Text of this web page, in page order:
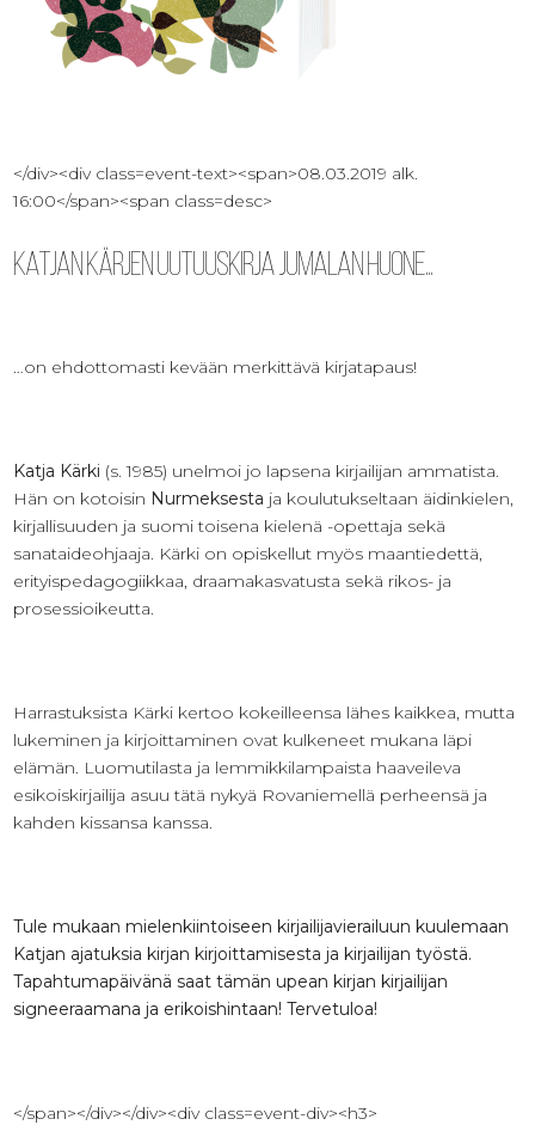
</div><div class=event-text><span>08.03.2019 alk.
16:00</span><span class=desc>
Katjan Kärjen uutuuskirja Jumalan huone…
…on ehdottomasti kevään merkittävä kirjatapaus!
Katja Kärki (s. 1985) unelmoi jo lapsena kirjailijan ammatista.
Hän on kotoisin Nurmeksesta ja koulutukseltaan äidinkielen,
kirjallisuuden ja suomi toisena kielenä -opettaja sekä
sanataideohjaaja. Kärki on opiskellut myös maantiedettä,
erityispedagogiikkaa, draamakasvatusta sekä rikos- ja
prosessioikeutta.
Harrastuksista Kärki kertoo kokeilleensa lähes kaikkea, mutta
lukeminen ja kirjoittaminen ovat kulkeneet mukana läpi
elämän. Luomutilasta ja lemmikkilampaista haaveileva
esikoiskirjailija asuu tätä nykyä Rovaniemellä perheensä ja
kahden kissansa kanssa.
Tule mukaan mielenkiintoiseen kirjailijavierailuun kuulemaan
Katjan ajatuksia kirjan kirjoittamisesta ja kirjailijan työstä.
Tapahtumapäivänä saat tämän upean kirjan kirjailijan
signeeraamana ja erikoishintaan! Tervetuloa!
</span></div></div><div class=event-div><h3>